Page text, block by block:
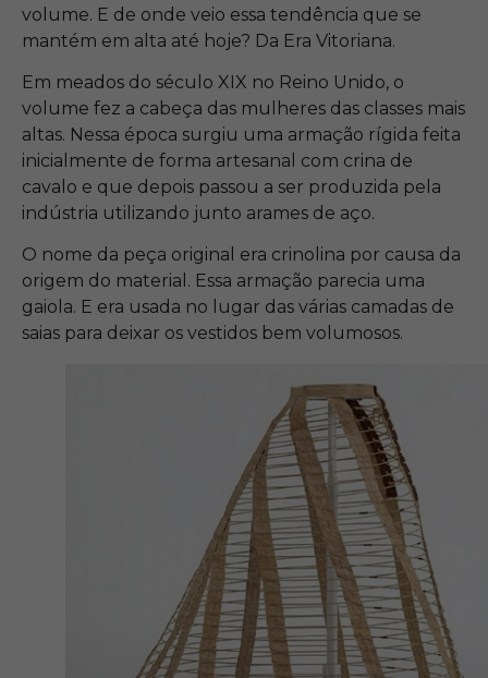
volume. E de onde veio essa tendência que se
mantém em alta até hoje? Da Era Vitoriana.
Em meados do século XIX no Reino Unido, o
volume fez a cabeça das mulheres das classes mais
altas. Nessa época surgiu uma armação rígida feita
inicialmente de forma artesanal com crina de
cavalo e que depois passou a ser produzida pela
indústria utilizando junto arames de aço.
O nome da peça original era crinolina por causa da
origem do material. Essa armação parecia uma
gaiola. E era usada no lugar das várias camadas de
saias para deixar os vestidos bem volumosos.